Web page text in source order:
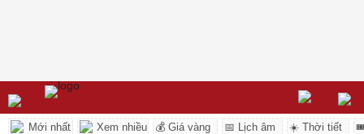
Mới nhất Xem nhiều 💰 Giá vàng 📅 Lịch âm ☀️ Thời tiết